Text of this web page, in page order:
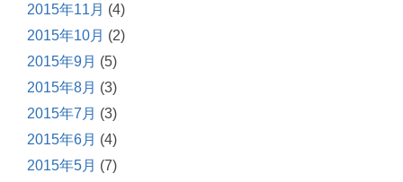
2015年11月 (4)
2015年10月 (2)
2015年9月 (5)
2015年8月 (3)
2015年7月 (3)
2015年6月 (4)
2015年5月 (7)